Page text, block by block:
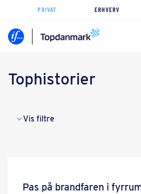
PRIVAT ERHVERV
Tophistorier
Vis filtre
Pas på brandfaren i